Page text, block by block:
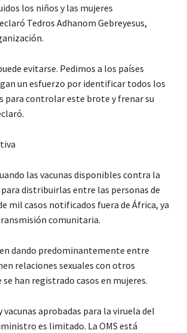
los niños y las mujeres
Tedros Adhanom Gebreyesus,
evitarse. Pedimos a los países
un esfuerzo por identificar todos los
para controlar este brote y frenar su
las vacunas disponibles contra la
distribuirlas entre las personas de
mil casos notificados fuera de África, ya
comunitaria.
dando predominantemente entre
relaciones sexuales con otros
se han registrado casos en mujeres.
vacunas aprobadas para la viruela del
es limitado. La OMS está